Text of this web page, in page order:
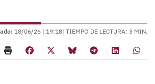
18/06/26 | 19:18| TIEMPO DE LECTURA: 3 MIN.